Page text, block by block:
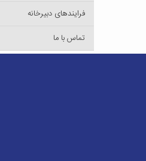
فرایندهای دبیرخانه
تماس با ما